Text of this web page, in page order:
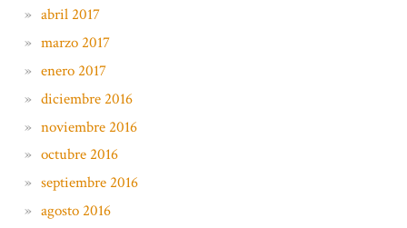
abril 2017
marzo 2017
enero 2017
diciembre 2016
noviembre 2016
octubre 2016
septiembre 2016
agosto 2016